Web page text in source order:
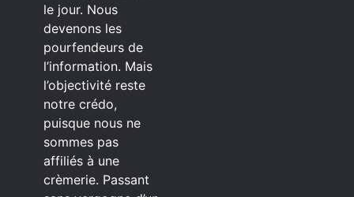
le jour. Nous
devenons les
pourfendeurs de
l’information. Mais
l’objectivité reste
notre crédo,
puisque nous ne
sommes pas
affiliés à une
crèmerie. Passant